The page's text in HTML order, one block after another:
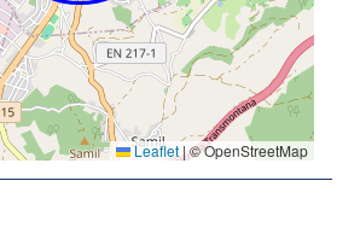
Leaflet |© OpenStreetMap